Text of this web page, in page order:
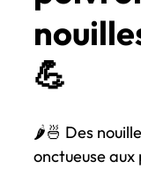
💪
🌶️🍜 Des
onctueuse